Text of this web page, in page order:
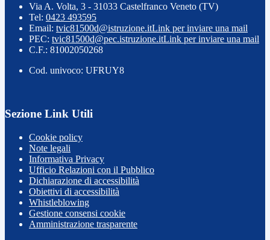
Via A. Volta, 3 - 31033 Castelfranco Veneto (TV)
Tel: 0423 493595
Email: tvic81500d@istruzione.itLink per inviare una mail
PEC: tvic81500d@pec.istruzione.itLink per inviare una mail
C.F.: 81002050268
Cod. univoco: UFRUY8
Sezione Link Utili
Cookie policy
Note legali
Informativa Privacy
Ufficio Relazioni con il Pubblico
Dichiarazione di accessibilità
Obiettivi di accessibilità
Whistleblowing
Gestione consensi cookie
Amministrazione trasparente